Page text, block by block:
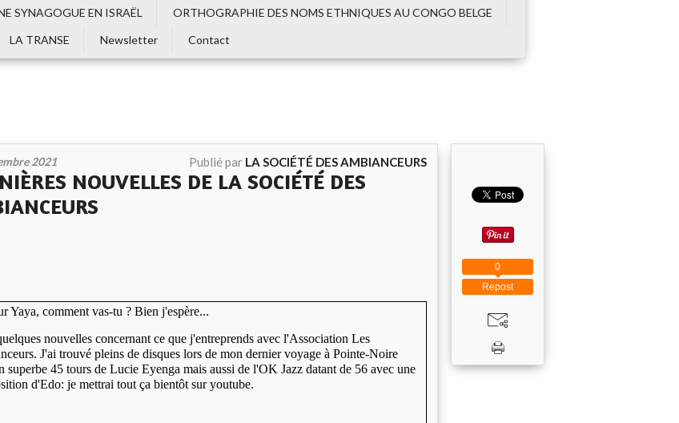
SYNAGOGUE EN ISRAËL
ORTHOGRAPHIE DES NOMS ETHNIQUES AU CONGO BELGE
LA TRANSE Newsletter Contact
2021 Publié par LA SOCIÉTÉ DES AMBIANCEURS
NOUVELLES DE LA SOCIÉTÉ DES
Yaya, comment vas-tu ? Bien j'espère...
nouvelles concernant ce que j'entreprends avec l'Association Les
J'ai trouvé pleins de disques lors de mon dernier voyage à Pointe-Noire
superbe 45 tours de Lucie Eyenga mais aussi de l'OK Jazz datant de 56 avec une
d'Edo: je mettrai tout ça bientôt sur youtube.
Repost
0